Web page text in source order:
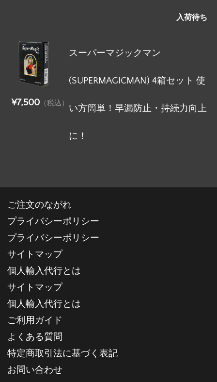
入荷待ち
スーパーマジックマン
(SUPERMAGICMAN) 4箱セット 使
い方簡単！早漏防止・持続力向上
に！
¥7,500 （税込）
ご注文のながれ
プライバシーポリシー
プライバシーポリシー
サイトマップ
個人輸入代行とは
サイトマップ
個人輸入代行とは
ご利用ガイド
よくある質問
特定商取引法に基づく表記
お問い合わせ